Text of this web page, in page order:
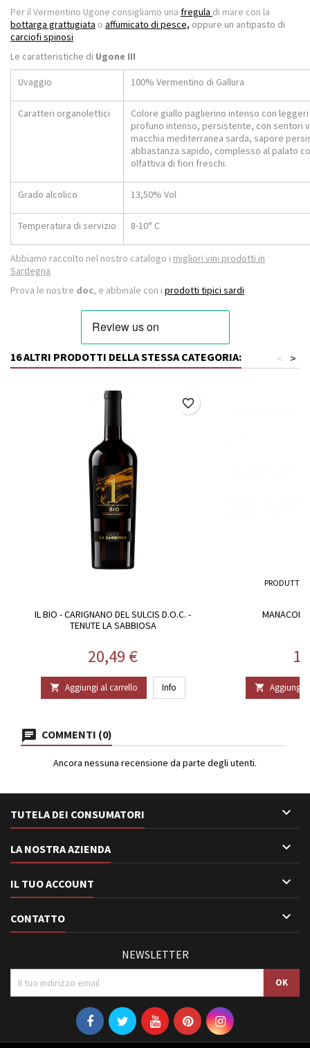
Per il Vermentino Ugone consigliamo una fregula di mare con la
bottarga grattugiata o affumicato di pesce, oppure un antipasto di
carciofi spinosi
Le caratteristiche di Ugone III
Uvaggio 100% Vermentino di Gallura
Caratteri organolettici
Colore giallo paglierino intenso con
profuno intenso, persistente, con sentori
macchia mediterranea sarda, sapore
abbastanza sapido, complesso al palato
olfattiva di fiori freschi.
Grado alcolico 13,50% Vol
Temperatura di servizio 8-10° C
Abbiamo raccolto nel nostro catalogo i migliori vini prodotti in
Sardegna
Prova le nostre doc, e abbinale con i prodotti tipici sardi
16 ALTRI PRODOTTI DELLA STESSA CATEGORIA: >
<
IL BIO - CARIGNANO DEL SULCIS D.O.C. -
TENUTE LA SABBIOSA
Prezzo
20,49 €
 Aggiungi al carrello Info
favorite_border
 Aggiungi
COMMENTI (0)
Ancora nessuna recensione da parte degli utenti.
TUTELA DEI CONSUMATORI 
LA NOSTRA AZIENDA 
IL TUO ACCOUNT 
CONTATTO 
NEWSLETTER